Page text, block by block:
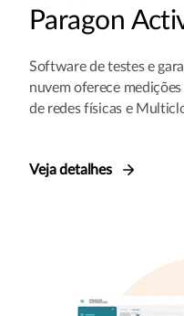
Paragon
Software de testes e
nuvem oferece
de redes físicas e
Veja detalhes